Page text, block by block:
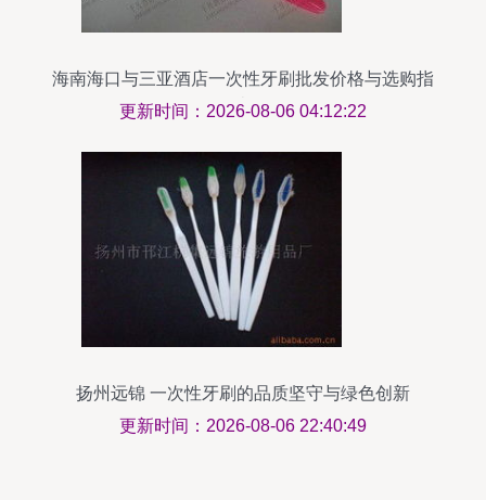
海南海口与三亚酒店一次性牙刷批发价格与选购指
南
更新时间：2026-08-06 04:12:22
扬州远锦 一次性牙刷的品质坚守与绿色创新
更新时间：2026-08-06 22:40:49